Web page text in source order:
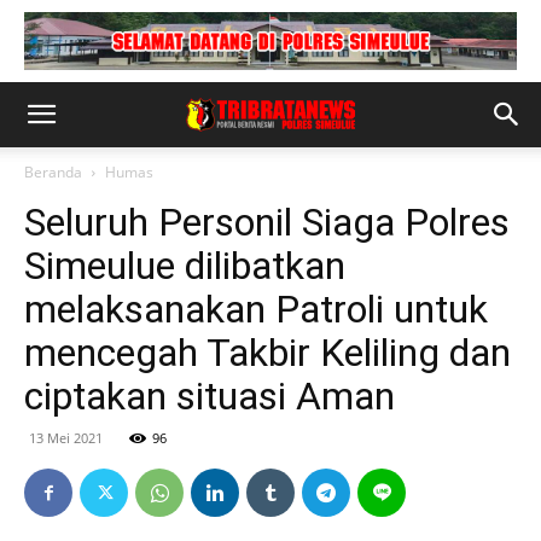
Beranda Humas
Seluruh Personil Siaga Polres
Simeulue dilibatkan
melaksanakan Patroli untuk
mencegah Takbir Keliling dan
ciptakan situasi Aman
13 Mei 2021 96